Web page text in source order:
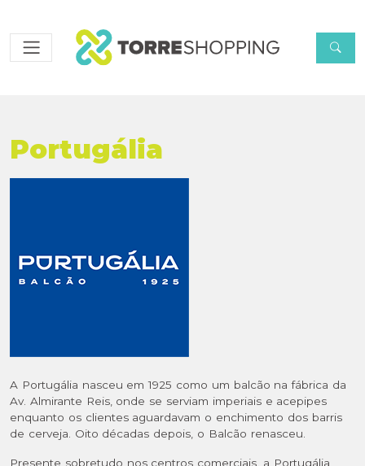
Portugália
A Portugália nasceu em 1925 como um balcão na fábrica da
Av. Almirante Reis, onde se serviam imperiais e acepipes
enquanto os clientes aguardavam o enchimento dos barris
de cerveja. Oito décadas depois, o Balcão renasceu.
Presente sobretudo nos centros comerciais, a Portugália